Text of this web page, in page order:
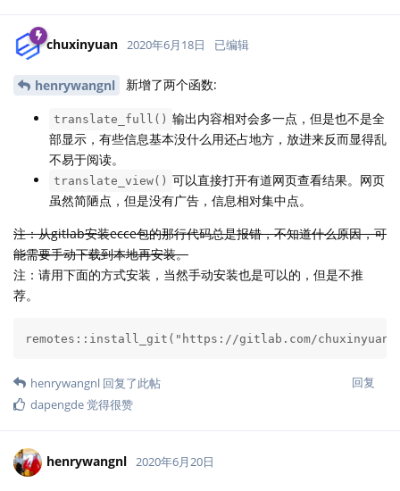
chuxinyuan 2020年6月18日 已编辑
henrywangnl 新增了两个函数:
translate_full() 输出内容相对会多一点，但是也不是全
部显示，有些信息基本没什么用还占地方，放进来反而显得乱
不易于阅读。
translate_view() 可以直接打开有道网页查看结果。网页
虽然简陋点，但是没有广告，信息相对集中点。
注：从gitlab安装ecce包的那行代码总是报错，不知道什么原因，可
能需要手动下载到本地再安装。
注：请用下面的方式安装，当然手动安装也是可以的，但是不推
荐。
remotes::install_git("https://gitlab.com/
回复
henrywangnl 回复了此帖
dapengde觉得很赞
henrywangnl 2020年6月20日